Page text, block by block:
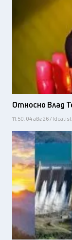
Относно Влад
11:50, 04 авг 26 / Idealisti